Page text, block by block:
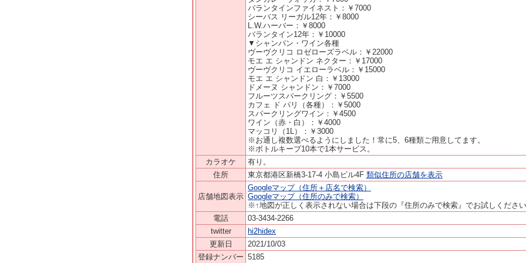
バランタインファイネスト：￥7000
シーバス リーガル12年：￥8000
L.W.ハーバー：￥8000
バランタイン12年：￥10000
▼シャンパン・ワイン各種
ヴーヴクリコ ロゼローズラベル：￥22000
モエ エ シャンドン ネクター：￥17000
ヴーヴクリコ イエローラベル：￥15000
モエ エ シャンドン 白：￥13000
ドメーヌ シャンドン：￥7000
フルーツスパークリング：￥5500
カフェ ド パリ（各種）：￥5000
スパークリングワイン：￥4500
ワイン（赤・白）：￥4000
マッコリ（1L）：￥3000
※お通し複数選べるようにしました！常に5、6種類ご用意してます。
※ボトルキープ10本で1本サービス。
カラオケ
有り。
住所
東京都港区新橋3-17-4 小島ビル4F 類似住所の店舗を表示
店舗地図表示
Googleマップ（住所＋店名で検索）
Googleマップ（住所のみで検索）
※↑地図が正しく表示されない場合は下段の『住所のみで検索』でお試しくださ
電話
03-3434-2266
twitter
hi2hidex
更新日
2021/10/03
登録ナンバー 5185